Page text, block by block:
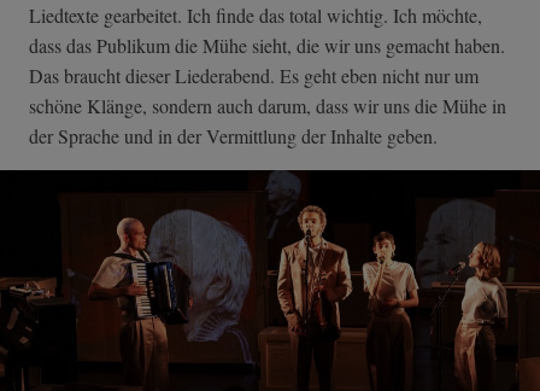
Liedtexte gearbeitet. Ich finde das total wichtig. Ich möchte,
dass das Publikum die Mühe sieht, die wir uns gemacht haben.
Das braucht dieser Liederabend. Es geht eben nicht nur um
schöne Klänge, sondern auch darum, dass wir uns die Mühe in
der Sprache und in der Vermittlung der Inhalte geben.